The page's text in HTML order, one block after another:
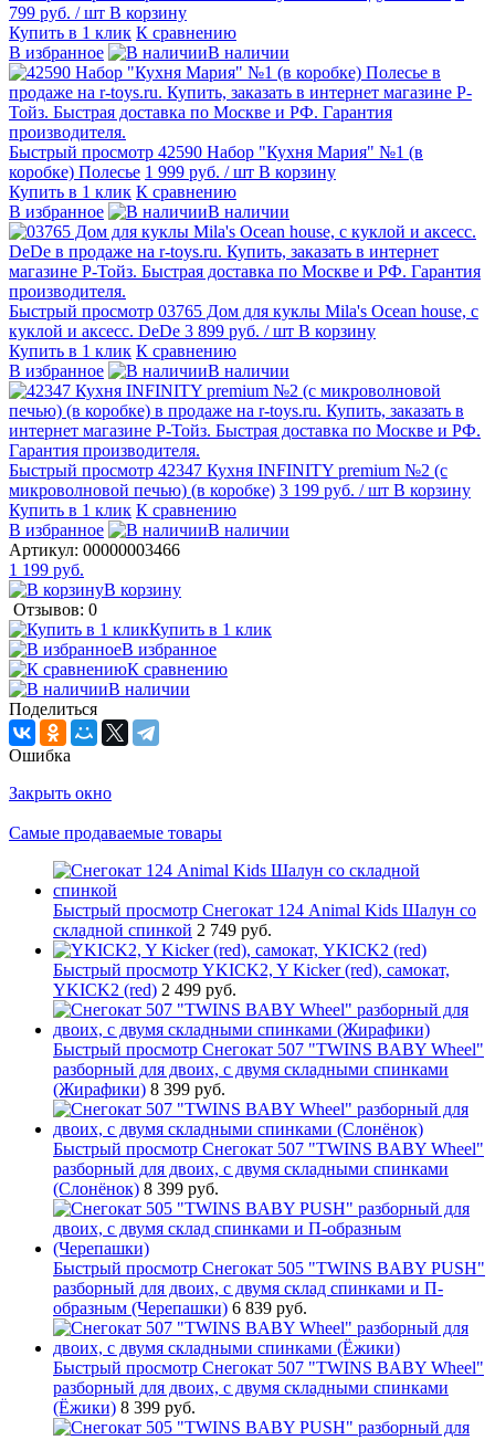
799 руб. / шт В корзину
Купить в 1 клик К сравнению
В избранное
В наличии
Быстрый просмотр 42590 Набор "Кухня Мария" №1 (в
коробке) Полесье 1 999 руб. / шт В корзину
Купить в 1 клик К сравнению
В избранное
В наличии
Быстрый просмотр 03765 Дом для куклы Mila's Ocean house, с
куклой и аксесс. DeDe 3 899 руб. / шт В корзину
Купить в 1 клик К сравнению
В избранное
В наличии
Быстрый просмотр 42347 Кухня INFINITY premium №2 (с
микроволновой печью) (в коробке) 3 199 руб. / шт В корзину
Купить в 1 клик К сравнению
В избранное
В наличии
Артикул: 00000003466
1 199 руб.
В корзину
Отзывов: 0
Купить в 1 клик
В избранное
К сравнению
В наличии
Поделиться
Ошибка
Закрыть окно
Самые продаваемые товары
Быстрый просмотр Снегокат 124 Animal Kids Шалун со
складной спинкой 2 749 руб.
Быстрый просмотр YKICK2, Y Kicker (red), самокат,
YKICK2 (red) 2 499 руб.
Быстрый просмотр Снегокат 507 "TWINS BABY Wheel"
разборный для двоих, с двумя складными спинками
(Жирафики) 8 399 руб.
Быстрый просмотр Снегокат 507 "TWINS BABY Wheel"
разборный для двоих, с двумя складными спинками
(Слонёнок) 8 399 руб.
Быстрый просмотр Снегокат 505 "TWINS BABY PUSH"
разборный для двоих, с двумя склад спинками и П-
образным (Черепашки) 6 839 руб.
Быстрый просмотр Снегокат 507 "TWINS BABY Wheel"
разборный для двоих, с двумя складными спинками
(Ёжики) 8 399 руб.